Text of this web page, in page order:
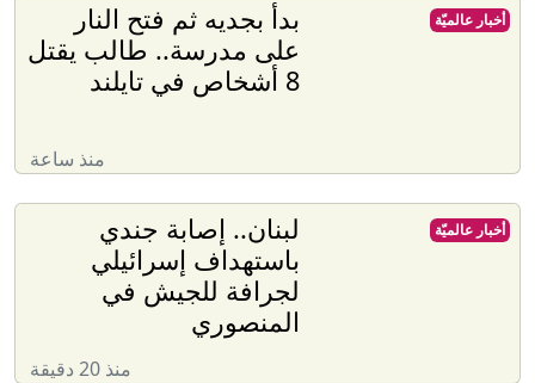
بدأ بجديه ثم فتح النار
على مدرسة.. طالب يقتل
8 أشخاص في تايلند
منذ ساعة
أخبار عالميّة
لبنان.. إصابة جندي
باستهداف إسرائيلي
لجرافة للجيش في
المنصوري
منذ 20 دقيقة
أخبار عالميّة